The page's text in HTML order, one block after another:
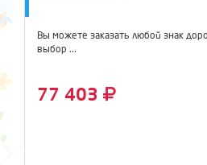
Вы можете заказать любой знак
выбор ...
77 403